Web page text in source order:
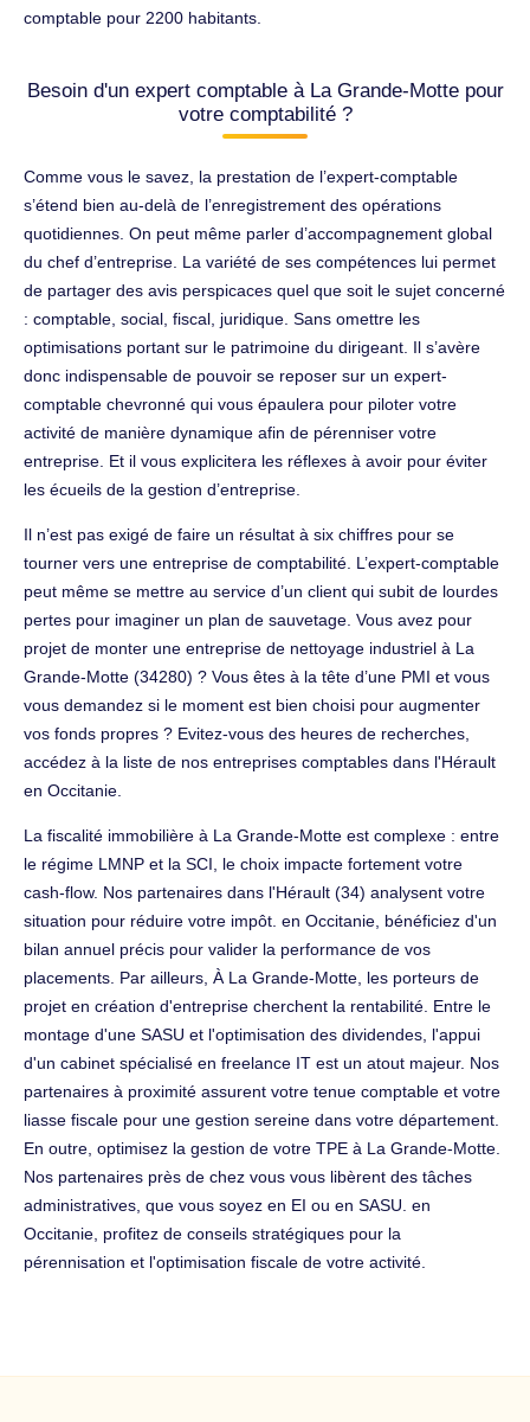
comptable pour 2200 habitants.
Besoin d'un expert comptable à La Grande-Motte pour
votre comptabilité ?
Comme vous le savez, la prestation de l’expert-comptable
s’étend bien au-delà de l’enregistrement des opérations
quotidiennes. On peut même parler d’accompagnement global
du chef d’entreprise. La variété de ses compétences lui permet
de partager des avis perspicaces quel que soit le sujet concerné
: comptable, social, fiscal, juridique. Sans omettre les
optimisations portant sur le patrimoine du dirigeant. Il s’avère
donc indispensable de pouvoir se reposer sur un expert-
comptable chevronné qui vous épaulera pour piloter votre
activité de manière dynamique afin de pérenniser votre
entreprise. Et il vous explicitera les réflexes à avoir pour éviter
les écueils de la gestion d’entreprise.
Il n’est pas exigé de faire un résultat à six chiffres pour se
tourner vers une entreprise de comptabilité. L’expert-comptable
peut même se mettre au service d’un client qui subit de lourdes
pertes pour imaginer un plan de sauvetage. Vous avez pour
projet de monter une entreprise de nettoyage industriel à La
Grande-Motte (34280) ? Vous êtes à la tête d’une PMI et vous
vous demandez si le moment est bien choisi pour augmenter
vos fonds propres ? Evitez-vous des heures de recherches,
accédez à la liste de nos entreprises comptables dans l'Hérault
en Occitanie.
La fiscalité immobilière à La Grande-Motte est complexe : entre
le régime LMNP et la SCI, le choix impacte fortement votre
cash-flow. Nos partenaires dans l'Hérault (34) analysent votre
situation pour réduire votre impôt. en Occitanie, bénéficiez d'un
bilan annuel précis pour valider la performance de vos
placements. Par ailleurs, À La Grande-Motte, les porteurs de
projet en création d'entreprise cherchent la rentabilité. Entre le
montage d'une SASU et l'optimisation des dividendes, l'appui
d'un cabinet spécialisé en freelance IT est un atout majeur. Nos
partenaires à proximité assurent votre tenue comptable et votre
liasse fiscale pour une gestion sereine dans votre département.
En outre, optimisez la gestion de votre TPE à La Grande-Motte.
Nos partenaires près de chez vous vous libèrent des tâches
administratives, que vous soyez en EI ou en SASU. en
Occitanie, profitez de conseils stratégiques pour la
pérennisation et l'optimisation fiscale de votre activité.